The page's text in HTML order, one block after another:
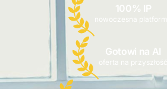
100% IP
nowoczesna
Gotowi na AI
oferta na przyszłość